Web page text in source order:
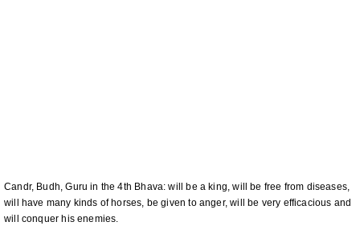
Candr, Budh, Guru in the 4th Bhava: will be a king, will be free from diseases,
will have many kinds of horses, be given to anger, will be very efficacious and
will conquer his enemies.